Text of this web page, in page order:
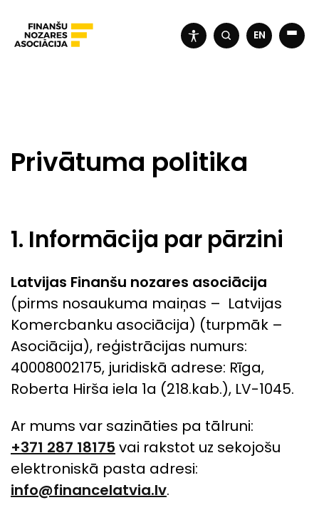
EN
Privātuma politika
1. Informācija par pārzini
Latvijas Finanšu nozares asociācija
(pirms nosaukuma maiņas – Latvijas
Komercbanku asociācija) (turpmāk –
Asociācija), reģistrācijas numurs:
40008002175, juridiskā adrese: Rīga,
Roberta Hirša iela 1a (218.kab.), LV-1045.
Ar mums var sazināties pa tālruni:
+371 287 18175 vai rakstot uz sekojošu
elektroniskā pasta adresi:
info@financelatvia.lv.